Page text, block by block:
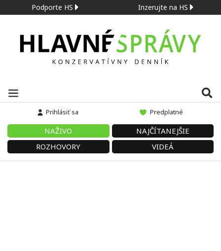
Podporte HS Inzerujte na HS
Prihlásiť sa Predplatné
NAŽIVO
NAJČÍTANEJŠIE
ROZHOVORY
VIDEÁ